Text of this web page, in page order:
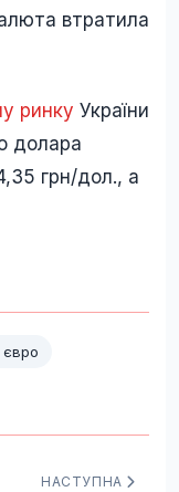
втратила
ринку України
долара
грн/дол., а
євро
НАСТУПНА